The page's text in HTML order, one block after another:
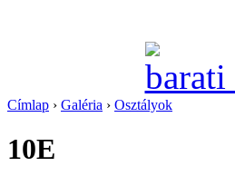
Címlap › Galéria › Osztályok
10E